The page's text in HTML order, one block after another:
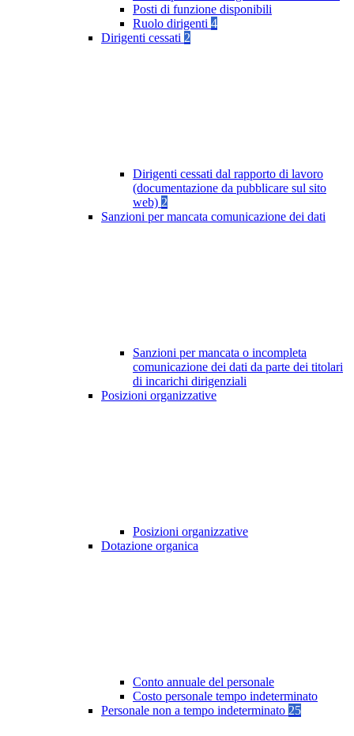
Posti di funzione disponibili
Ruolo dirigenti 4
Dirigenti cessati 2
Dirigenti cessati dal rapporto di lavoro
(documentazione da pubblicare sul sito
web) 2
Sanzioni per mancata comunicazione dei dati
Sanzioni per mancata o incompleta
comunicazione dei dati da parte dei titolari
di incarichi dirigenziali
Posizioni organizzative
Posizioni organizzative
Dotazione organica
Conto annuale del personale
Costo personale tempo indeterminato
Personale non a tempo indeterminato 25